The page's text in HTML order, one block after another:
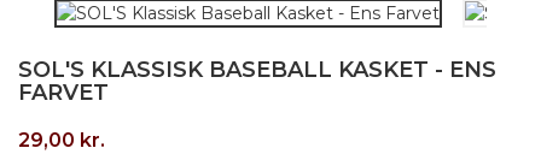
SOL'S KLASSISK BASEBALL KASKET - ENS
FARVET
29,00 kr.